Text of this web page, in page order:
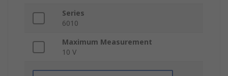
Series
6010
Maximum Measurement
10 V